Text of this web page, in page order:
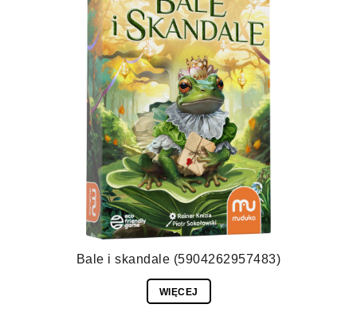
Bale i skandale (5904262957483)
WIĘCEJ